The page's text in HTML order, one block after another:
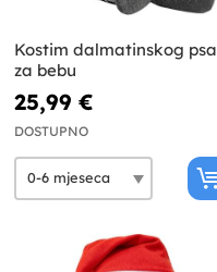
Kostim dalmatinskog psa
za bebu
25,99 €
DOSTUPNO